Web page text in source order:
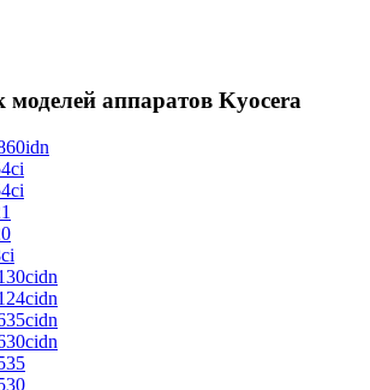
аппаратов Kyocera